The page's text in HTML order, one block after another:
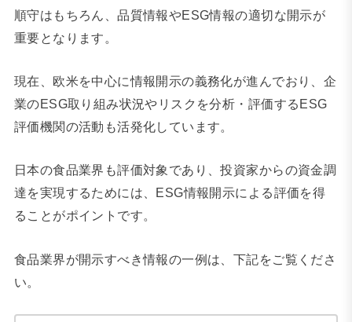
順守はもちろん、品質情報やESG情報の適切な開示が
重要となります。
現在、欧米を中心に情報開示の義務化が進んでおり、企
業のESG取り組み状況やリスクを分析・評価するESG
評価機関の活動も活発化しています。
日本の食品業界も評価対象であり、投資家からの資金調
達を実現するためには、ESG情報開示による評価を得
ることがポイントです。
食品業界が開示すべき情報の一例は、下記をご覧くださ
い。